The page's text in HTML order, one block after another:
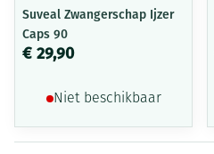
Suveal Zwangerschap Ijzer
Caps 90
€ 29,90
Niet beschikbaar